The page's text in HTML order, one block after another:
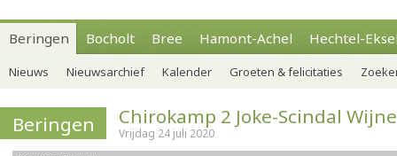
Beringen Bocholt Bree Hamont-Achel Hechtel-
Nieuws Nieuwsarchief Kalender Groeten & felicitaties
Beringen Chirokamp 2 Joke-Scindal
Vrijdag 24 juli 2020